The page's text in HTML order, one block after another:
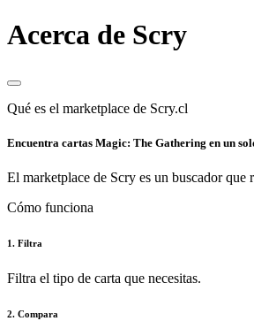
Acerca de Scry
Qué es el marketplace de Scry.cl
Encuentra cartas Magic: The Gathering en un
El marketplace de Scry es un buscador
Cómo funciona
1. Filtra
Filtra el tipo de carta que necesitas.
2. Compara